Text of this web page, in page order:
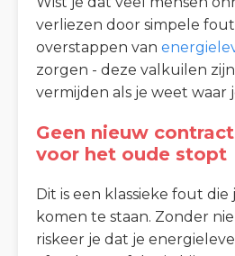
verliezen door simpele
overstappen van
zorgen - deze valkuilen
vermijden als je weet waar
Geen nieuw
voor het oude stopt
Dit is een klassieke fout
komen te staan. Zonder
riskeer je dat je